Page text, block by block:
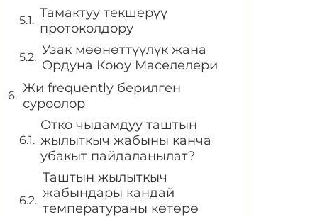
Тамактуу текшерүү
протоколдору
Узак мөөнөттүүлүк жана
Ордуна Коюу Маселелери
Жи frequently берилген
суроолор
Отко чыдамдуу таштын
жылыткыч жабыны канча
убакыт пайдаланылат?
Таштын жылыткыч
жабындары кандай
температураны көтөрө